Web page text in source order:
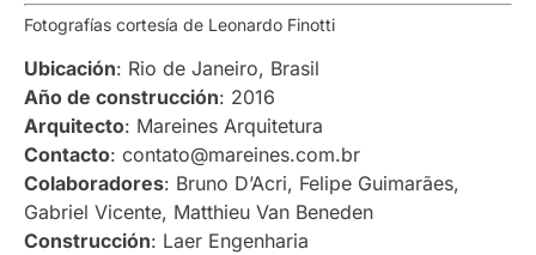
Ubicación: Rio de Janeiro, Brasil
Año de construcción: 2016
Arquitecto: Mareines Arquitetura
Contacto: contato@mareines.com.br
Colaboradores: Bruno D’Acri, Felipe Guimarães,
Gabriel Vicente, Matthieu Van Beneden
Construcción: Laer Engenharia
Fotografías cortesía de Leonardo Finotti